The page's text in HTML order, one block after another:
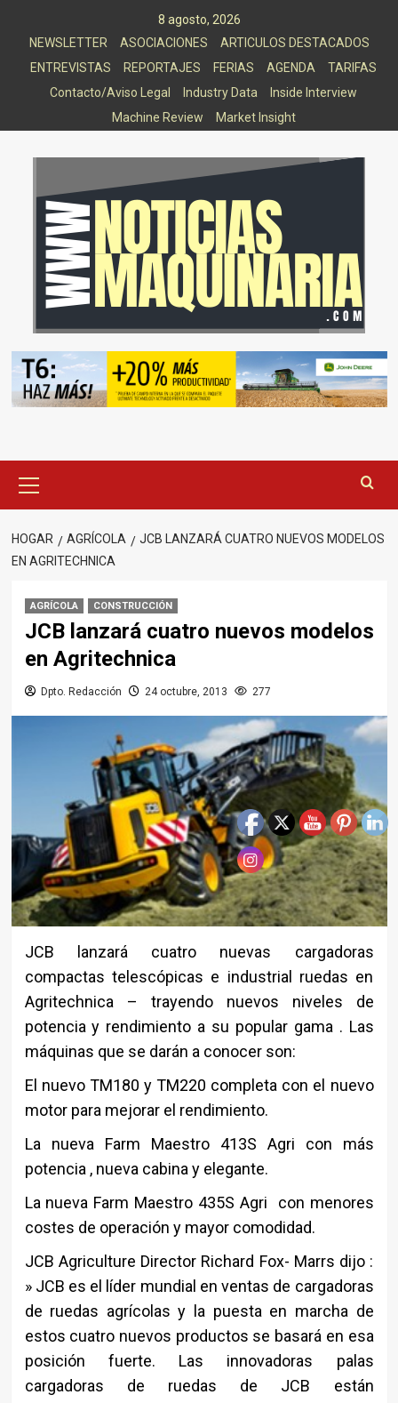
8 agosto, 2026
NEWSLETTER
ASOCIACIONES
ARTICULOS DESTACADOS
ENTREVISTAS
REPORTAJES FERIAS AGENDA
TARIFAS
Contacto/Aviso Legal
Industry Data
Inside Interview
Machine Review
Market Insight
principal
HOGAR AGRÍCOLA
JCB LANZARÁ CUATRO NUEVOS MODELOS
EN AGRITECHNICA
AGRÍCOLA CONSTRUCCIÓN
JCB lanzará cuatro nuevos modelos
en Agritechnica
Dpto. Redacción 24 octubre, 2013 277
JCB lanzará cuatro nuevas cargadoras
compactas telescópicas e industrial ruedas en
Agritechnica – trayendo nuevos niveles de
potencia y rendimiento a su popular gama . Las
máquinas que se darán a conocer son:
El nuevo TM180 y TM220 completa con el nuevo
motor para mejorar el rendimiento.
La nueva Farm Maestro 413S Agri con más
potencia , nueva cabina y elegante.
La nueva Farm Maestro 435S Agri con menores
costes de operación y mayor comodidad.
JCB Agriculture Director Richard Fox- Marrs dijo :
» JCB es el líder mundial en ventas de cargadoras
de ruedas agrícolas y la puesta en marcha de
estos cuatro nuevos productos se basará en esa
posición fuerte. Las innovadoras palas
cargadoras de ruedas de JCB están